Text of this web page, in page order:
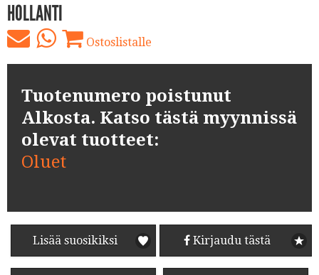
HOLLANTI
Ostoslistalle
Tuotenumero poistunut
Alkosta. Katso tästä myynnissä
olevat tuotteet:
Oluet
Lisää suosikiksi Kirjaudu tästä